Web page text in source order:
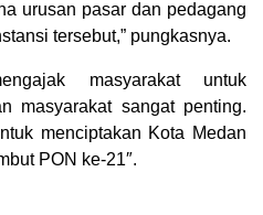
urusan pasar dan pedagang
tersebut,” pungkasnya.
masyarakat untuk
masyarakat sangat penting.
menciptakan Kota Medan
PON ke-21″.